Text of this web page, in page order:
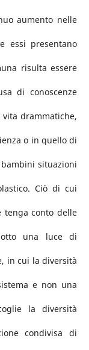
aumento nelle
essi presentano
risulta essere
di conoscenze
drammatiche,
o in quello di
situazioni
Ciò di cui
tenga conto delle
una luce di
in cui la diversità
e non una
la diversità
condivisa di